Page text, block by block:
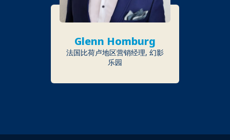
Glenn Homburg
法国比荷卢地区营销经理, 幻影
乐园